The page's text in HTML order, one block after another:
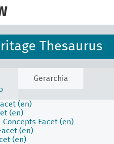
Thesaurus
Gerarchia
(en)
(en)
Concepts Facet (en)
(en)
(en)